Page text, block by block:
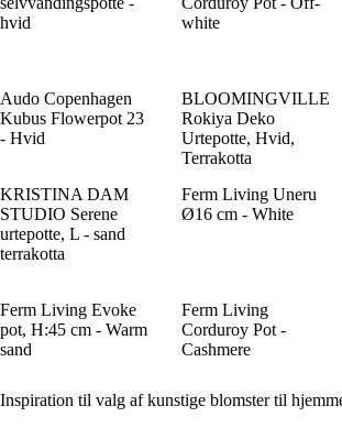
hvid
white
Audo Copenhagen
Kubus Flowerpot 23
- Hvid
BLOOMINGVILLE
Rokiya Deko
Urtepotte, Hvid,
Terrakotta
KRISTINA DAM
STUDIO Serene
urtepotte, L - sand
terrakotta
Ferm Living Uneru
Ø16 cm - White
Ferm Living Evoke
pot, H:45 cm - Warm
sand
Ferm Living
Corduroy Pot -
Cashmere
Inspiration til valg af kunstige blomster til